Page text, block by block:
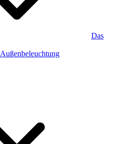
Das
Außenbeleuchtung